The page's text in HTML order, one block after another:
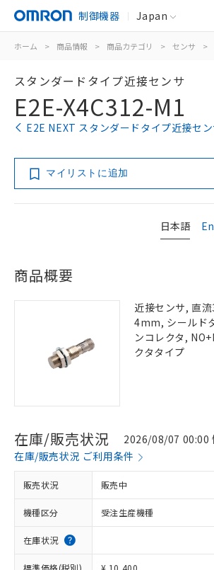
制御機器 Japan
ホーム > 商品情報 > 商品カテゴリ > センサ >
スタンダードタイプ近接センサ
E2E-X4C312-M1
E2E NEXT スタンダードタイプ近接セ
マイリストに追加
日本語
商品概要
近接センサ, 直
4mm, シールド
ンコレクタ,
クタタイプ
在庫/販売状況
2026/08/07 00:00
在庫/販売状況 ご利用条件
販売状況 販売中
機種区分 受注生産機種
在庫状況
標準価格(税別) ¥ 10,400